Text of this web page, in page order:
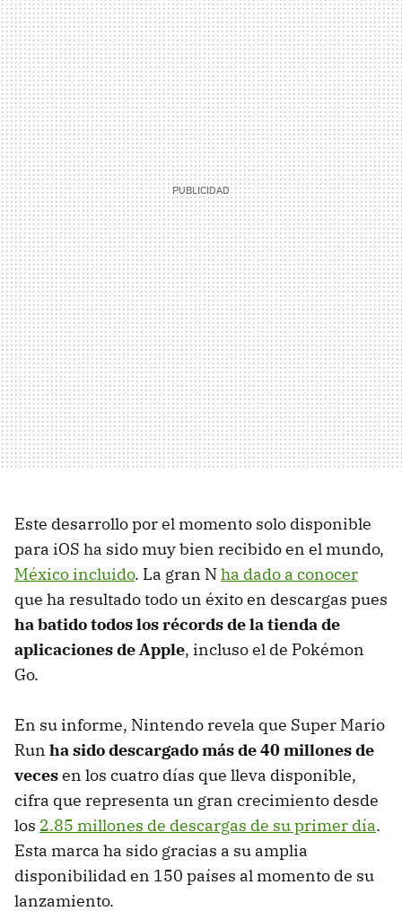
Este desarrollo por el momento solo disponible
para iOS ha sido muy bien recibido en el mundo,
México incluido. La gran Nha dado a conocer
que ha resultado todo un éxito en descargas pues
ha batido todos los récords de la tienda de
aplicaciones de Apple, incluso el de Pokémon
Go.
En su informe, Nintendo revela que Super Mario
Run ha sido descargado más de 40 millones de
vecesen los cuatro días que lleva disponible,
cifra que representa un gran crecimiento desde
los 2.85 millones de descargas de su primer día.
Esta marca ha sido gracias a su amplia
disponibilidad en 150 países al momento de su
lanzamiento.